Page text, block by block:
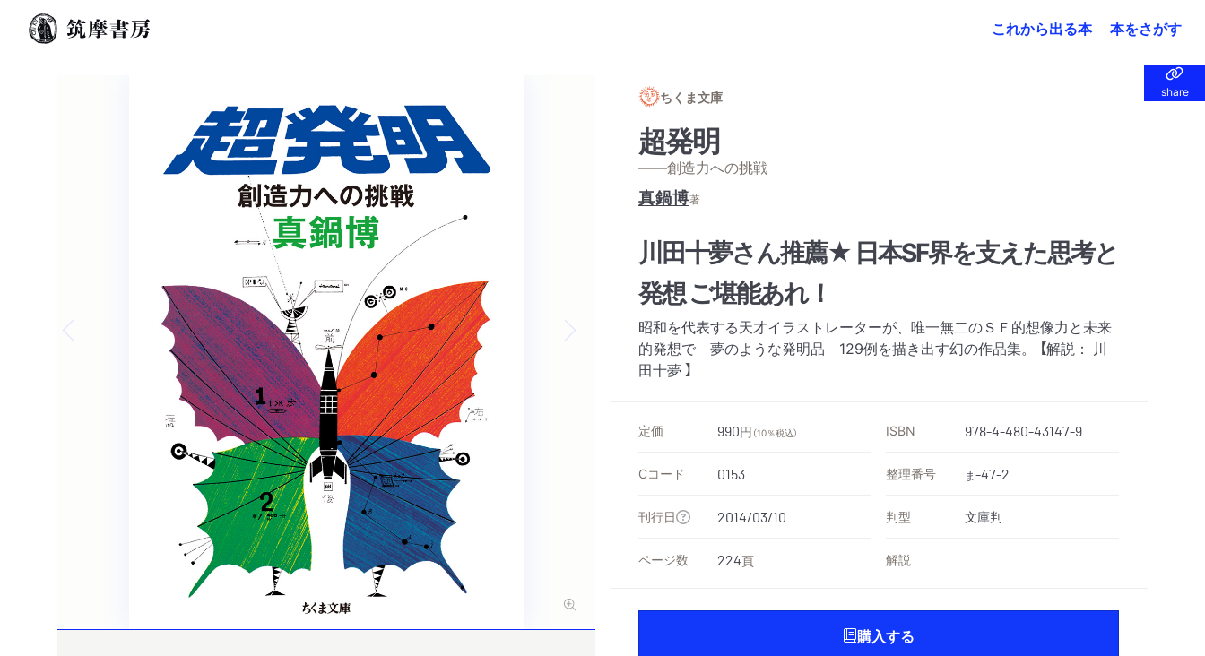
これから出る本 本をさがす
share
share
ちくま文庫
超発明
——創造力への挑戦
真鍋博著
川田十夢さん推薦★ 日本SF界を支えた思考と
発想 ご堪能あれ！
昭和を代表する天才イラストレーターが、唯一無二のＳＦ的想像力と未来
的発想で 夢のような発明品 129例を描き出す幻の作品集。 【解説： 川
田十夢 】
定価 990円 （10％税込） ISBN 978-4-480-43147-9
Cコード 0153 整理番号 ま-47-2
刊行日 2014/03/10 判型 文庫判
ページ数 224頁 解説
購入する